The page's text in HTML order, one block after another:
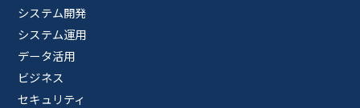
システム開発
システム運用
データ活用
ビジネス
セキュリティ